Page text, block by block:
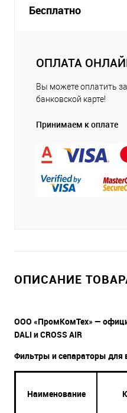
Бесплатно
ОПЛАТА
Вы можете оплатить
банковской карте!
Принимаем к оплате
ОПИСАНИЕ
ООО «ПромКомТех» —
DALI и CROSS AIR
Фильтры и сепараторы для
Наименование